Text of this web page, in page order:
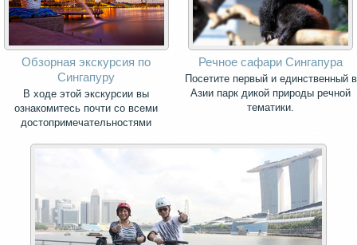
Обзорная экскурсия по
Сингапуру
В ходе этой экскурсии вы
ознакомитесь почти со всеми
достопримечательностями
Речное сафари Сингапура
Посетите первый и единственный в
Азии парк дикой природы речной
тематики.